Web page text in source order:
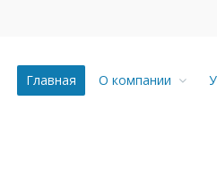
Главная О компании